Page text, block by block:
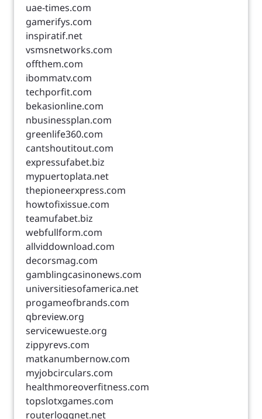
uae-times.com
gamerifys.com
inspiratif.net
vsmsnetworks.com
offthem.com
ibommatv.com
techporfit.com
bekasionline.com
nbusinessplan.com
greenlife360.com
cantshoutitout.com
expressufabet.biz
mypuertoplata.net
thepioneerxpress.com
howtofixissue.com
teamufabet.biz
webfullform.com
allviddownload.com
decorsmag.com
gamblingcasinonews.com
universitiesofamerica.net
progameofbrands.com
qbreview.org
servicewueste.org
zippyrevs.com
matkanumbernow.com
myjobcirculars.com
healthmoreoverfitness.com
topslotxgames.com
routerloggnet.net